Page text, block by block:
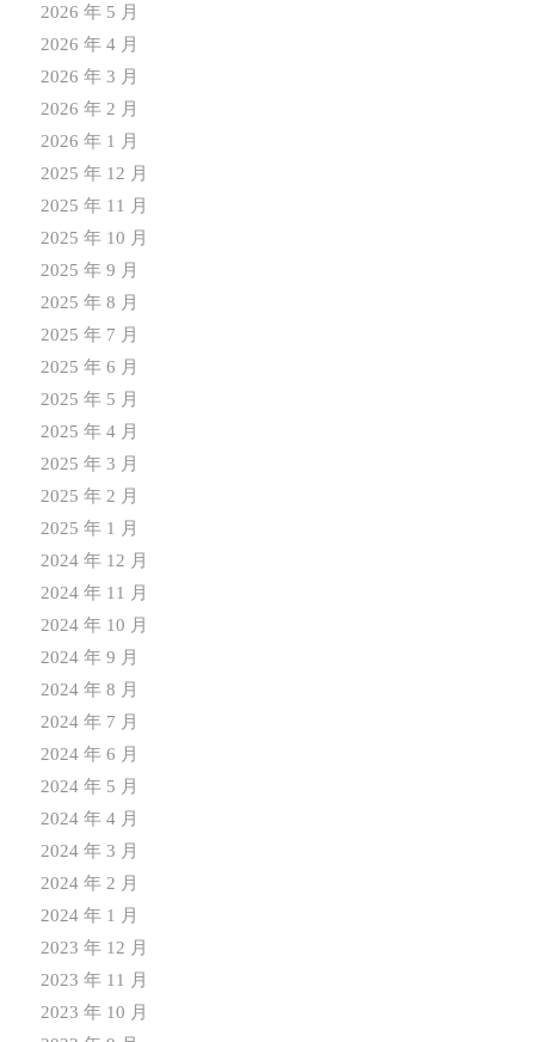
2026 年 5 月
2026 年 4 月
2026 年 3 月
2026 年 2 月
2026 年 1 月
2025 年 12 月
2025 年 11 月
2025 年 10 月
2025 年 9 月
2025 年 8 月
2025 年 7 月
2025 年 6 月
2025 年 5 月
2025 年 4 月
2025 年 3 月
2025 年 2 月
2025 年 1 月
2024 年 12 月
2024 年 11 月
2024 年 10 月
2024 年 9 月
2024 年 8 月
2024 年 7 月
2024 年 6 月
2024 年 5 月
2024 年 4 月
2024 年 3 月
2024 年 2 月
2024 年 1 月
2023 年 12 月
2023 年 11 月
2023 年 10 月